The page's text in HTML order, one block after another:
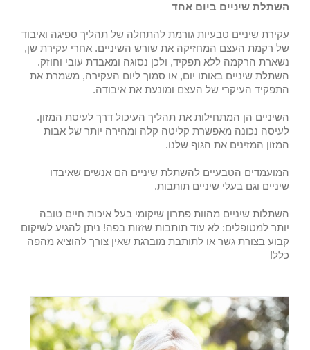
השתלת שיניים ביום אחד
עקירת שיניים טבעיות גורמת להתחלה של תהליך ספיגה ואיבוד
של רקמת העצם המחזיקה את שורש השיניים. אחרי עקירת שן,
נשארת הרקמה ללא תפקיד, ולכן נסוגה ומאבדת עובי וחוזק.
השתלת שיניים באותו יום, או סמוך ליום העקירה, משמרת את
התפקיד העיקרי של העצם ומונעת את איבודה.
השיניים הן המתחילות את תהליך העיכול דרך לעיסת המזון.
לעיסה נכונה מאפשרת קליטה קלה ומהירה יותר של אבות
המזון המזינים את הגוף שלנו.
המועמדים הטבעיים להשתלת שיניים הם אנשים שאיבדו
שיניים וגם בעלי שיניים תותבות.
השתלות שיניים מהוות פתרון שיקומי בעל איכות חיים טובה
יותר למטופלים: לא עוד תותבות שזזות בפה! ניתן להגיע לשיקום
קבוע בצורת גשר או לתותבת מוברגת שאין צורך להוציא מהפה
כלל!